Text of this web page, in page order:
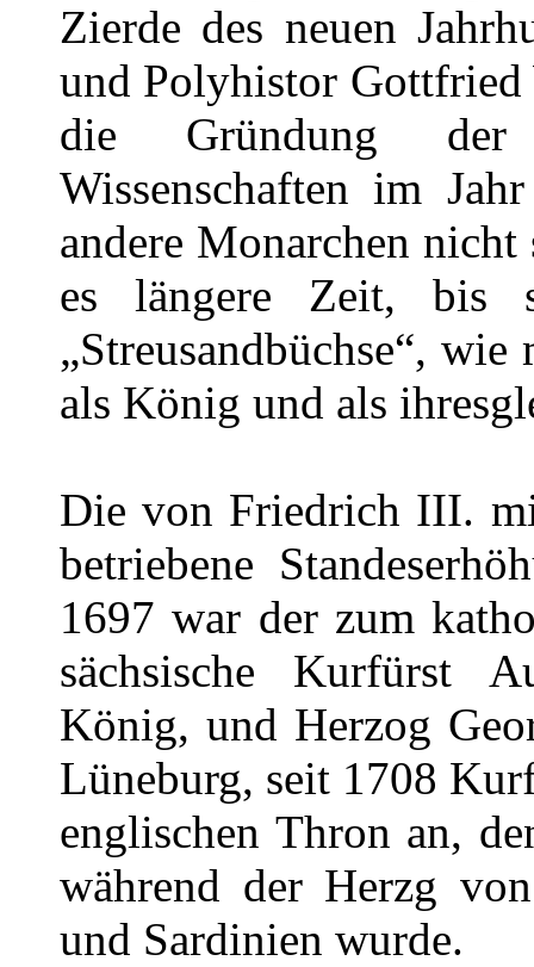
Zierde des neuen
und Polyhistor
die Gründung
Wissenschaften im
andere Monarchen
es längere Zeit, bis
„Streusandbüchse“,
als König und als
Die von Friedrich III.
betriebene
1697 war der zum
sächsische Kurfürst
König, und Herzog
Lüneburg, seit 1708
englischen Thron an,
während der Herzg
und Sardinien wurde.